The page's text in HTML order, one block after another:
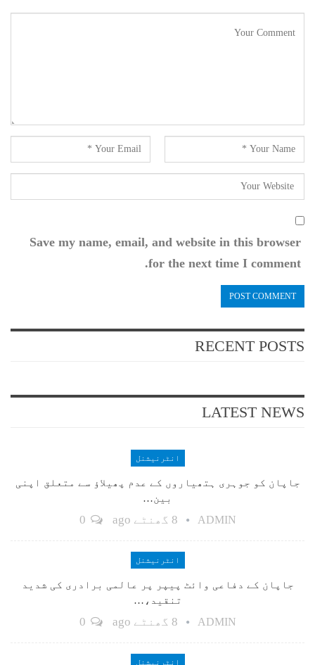
Save my name, email, and website in this browser
for the next time I comment.
RECENT POSTS
LATEST NEWS
انٹرنیشنل
جاپان کو جوہری ہتھیاروں کے عدم پھیلاؤ سے متعلق اپنی
بین…
ADMIN 8 گھنٹے ago
انٹرنیشنل
جاپان کے دفاعی وائٹ پیپر پر عالمی برادری کی شدید
تنقید،…
ADMIN 8 گھنٹے ago
انٹرنیشنل